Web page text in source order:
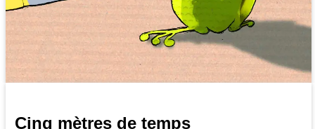
Cinq mètres de temps